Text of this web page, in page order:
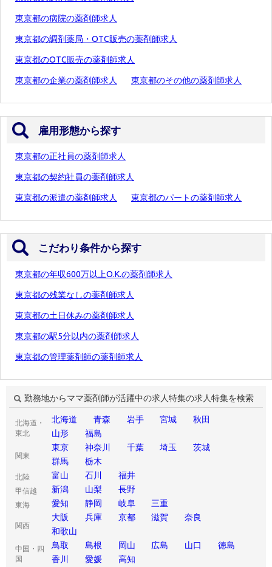
東京都の病院の薬剤師求人
東京都の調剤薬局・OTC販売の薬剤師求人
東京都のOTC販売の薬剤師求人
東京都の企業の薬剤師求人 東京都のその他の薬剤師求人
雇用形態から探す
東京都の正社員の薬剤師求人
東京都の契約社員の薬剤師求人
東京都の派遣の薬剤師求人 東京都のパートの薬剤師求人
こだわり条件から探す
東京都の年収600万以上O.K.の薬剤師求人
東京都の残業なしの薬剤師求人
東京都の土日休みの薬剤師求人
東京都の駅5分以内の薬剤師求人
東京都の管理薬剤師の薬剤師求人
勤務地からママ薬剤師が活躍中の求人特集の求人特集を検索
北海道・
東北
北海道 青森 岩手 宮城
秋田
山形
福島
関東
東京 神奈川 千葉 埼玉
茨城
群馬
栃木
北陸 富山 石川 福井
甲信越 新潟 山梨 長野
東海 愛知 静岡 岐阜 三重
関西
大阪 兵庫 京都 滋賀
奈良
和歌山
中国・四
国
鳥取 島根 岡山 広島 山口
徳島
香川
愛媛 高知